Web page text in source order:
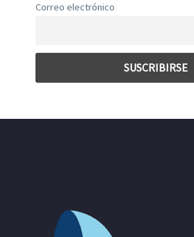
Correo electrónico